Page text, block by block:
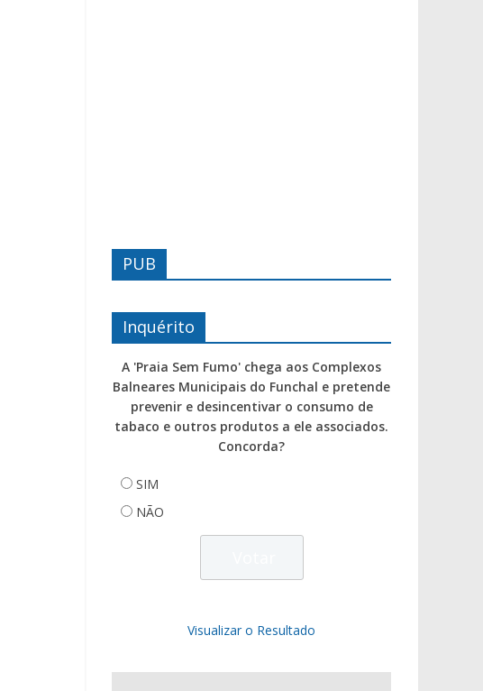
PUB
Inquérito
A 'Praia Sem Fumo' chega aos Complexos
Balneares Municipais do Funchal e pretende
prevenir e desincentivar o consumo de
tabaco e outros produtos a ele associados.
Concorda?
SIM
NÃO
Visualizar o Resultado